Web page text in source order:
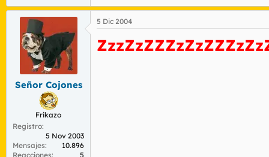
Señor Cojones
Frikazo
Registro
5 Nov 2003
Mensajes
10.896
Reacciones
5
5 Dic 2004